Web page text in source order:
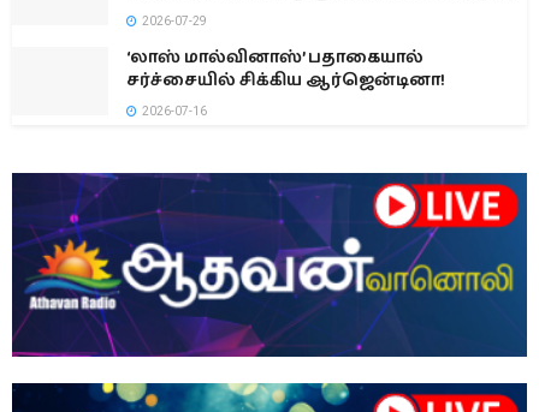
2026-07-29
‘லாஸ் மால்வினாஸ்’ பதாகையால்
சர்ச்சையில் சிக்கிய ஆர்ஜென்டினா!
2026-07-16